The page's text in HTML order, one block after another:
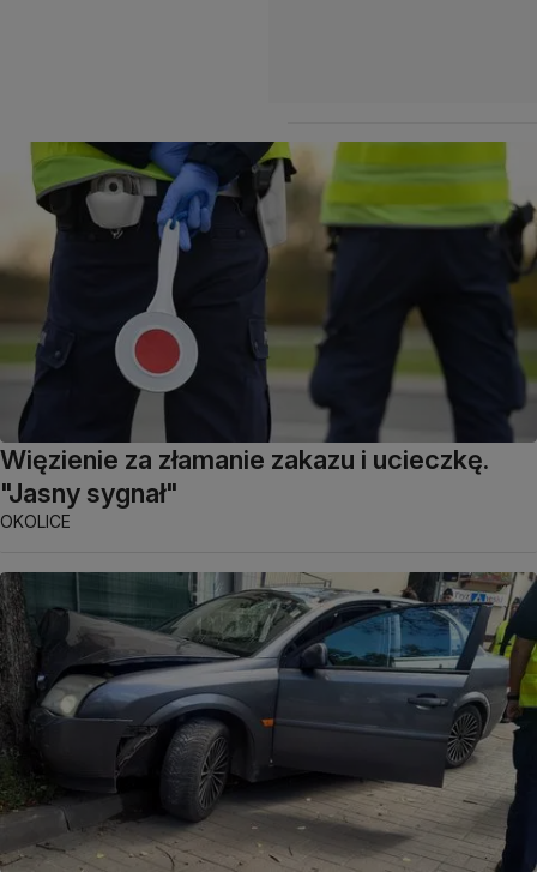
Więzienie za złamanie zakazu i ucieczkę.
"Jasny sygnał"
OKOLICE